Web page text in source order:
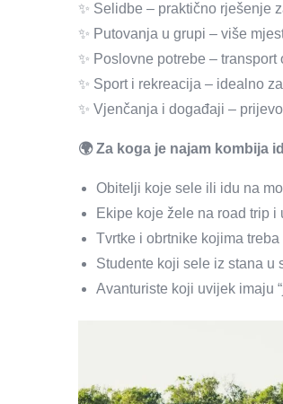
✨ Selidbe – praktično rješenje
✨ Putovanja u grupi – više
✨ Poslovne potrebe –
✨ Sport i rekreacija – idealno
✨ Vjenčanja i događaji –
🌍 Za koga je najam kombija
Obitelji koje sele ili idu na
Ekipe koje žele na road trip i
Tvrtke i obrtnike kojima
Studente koji sele iz stana u
Avanturiste koji uvijek imaju